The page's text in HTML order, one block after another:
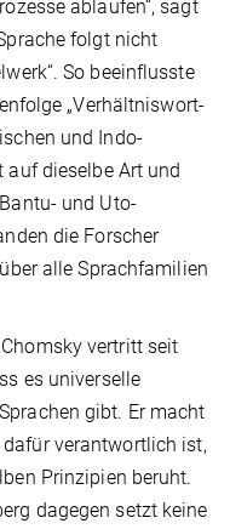
ablaufen“, sagt
folgt nicht
So beeinflusste
„Verhältniswort-
und Indo-
auf dieselbe Art und
und Uto-
die Forscher
alle Sprachfamilien
vertritt seit
es universelle
gibt. Er macht
verantwortlich ist,
Prinzipien beruht.
dagegen setzt keine